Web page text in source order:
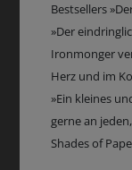
Bestsellers
»Der
Ironmonger
Herz und im
»Ein kleines
gerne an
Shades of